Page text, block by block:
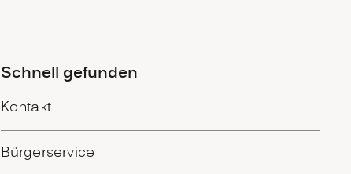
Schnell gefunden
Kontakt
Bürgerservice